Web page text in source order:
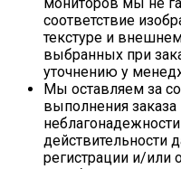
мониторов мы не
соответствие
текстуре и
выбранных при
уточнению у
Мы оставляем за
выполнения
действительности
регистрации и/или